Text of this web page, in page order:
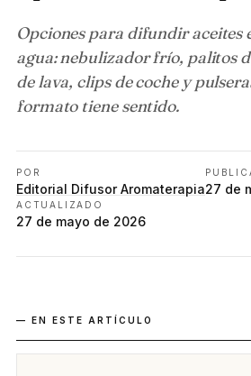
Opciones para difundir aceites
agua: nebulizador frío, palitos
de lava, clips de coche y
formato tiene sentido.
POR
Editorial Difusor Aromaterapia27 de
ACTUALIZADO
27 de mayo de 2026
— EN ESTE ARTÍCULO